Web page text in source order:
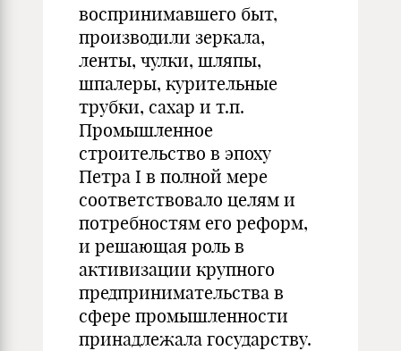
воспринимавшего быт,
производили зеркала,
ленты, чулки, шляпы,
шпалеры, курительные
трубки, сахар и т.п.
Промышленное
строительство в эпоху
Петра I в полной мере
соответствовало целям и
потребностям его реформ,
и решающая роль в
активизации крупного
предпринимательства в
сфере промышленности
принадлежала государству.